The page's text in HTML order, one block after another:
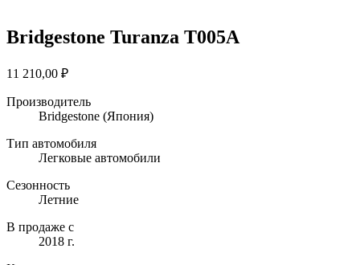
Bridgestone Turanza T005A
11 210,00 ₽
Производитель
Bridgestone (Япония)
Тип автомобиля
Легковые автомобили
Сезонность
Летние
В продаже с
2018 г.